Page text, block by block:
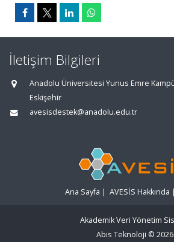
İletişim Bilgileri
Anadolu Üniversitesi Yunus Emre
Eskişehir
avesisdestek@anadolu.edu.tr
Ana Sayfa | AVESİS Hakkında |
Akademik Veri Yönetim
Abis Teknoloji © 2026